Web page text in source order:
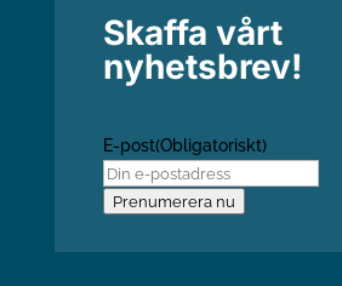
Skaffa vårt
nyhetsbrev!
E-post(Obligatoriskt)
Prenumerera nu